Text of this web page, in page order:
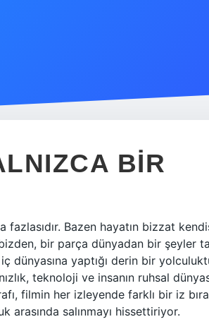
BIR
Bazen hayatın bizzat
bir parça dünyadan bir şeyler
dünyasına yaptığı derin bir
teknoloji ve insanın ruhsal
filmin her izleyende farklı bir iz
arasında salınmayı hissettiriyor.